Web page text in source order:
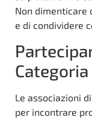
Non
e di condividere
Categoria
Le associazioni
per incontrare